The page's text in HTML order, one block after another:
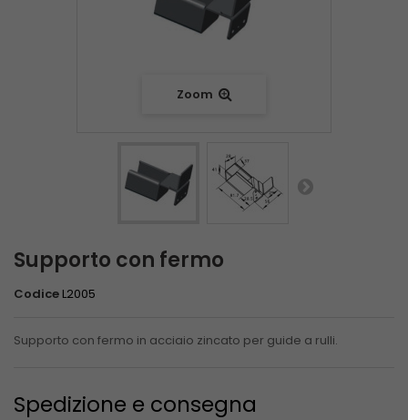
Zoom
Supporto con fermo
Codice L2005
Supporto con fermo in acciaio zincato per guide a rulli.
Spedizione e consegna